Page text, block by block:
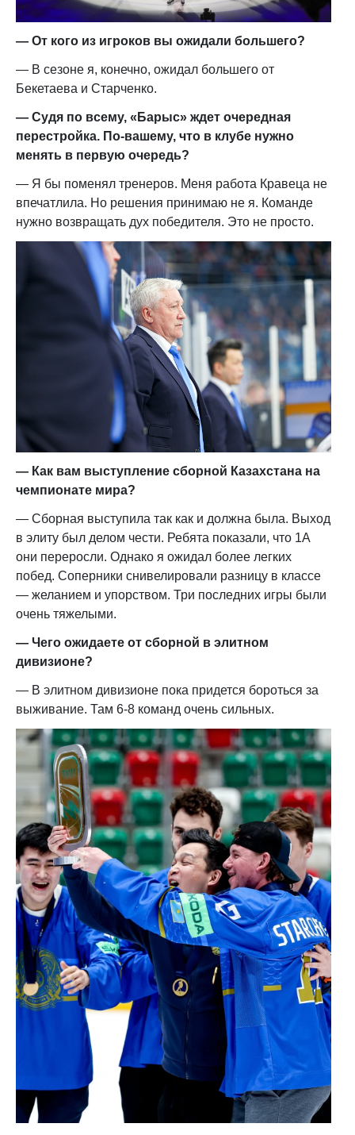
— От кого из игроков вы ожидали большего?
— В сезоне я, конечно, ожидал большего от
Бекетаева и Старченко.
— Судя по всему, «Барыс» ждет очередная
перестройка. По-вашему, что в клубе нужно
менять в первую очередь?
— Я бы поменял тренеров. Меня работа Кравеца не
впечатлила. Но решения принимаю не я. Команде
нужно возвращать дух победителя. Это не просто.
— Как вам выступление сборной Казахстана на
чемпионате мира?
— Сборная выступила так как и должна была. Выход
в элиту был делом чести. Ребята показали, что 1А
они переросли. Однако я ожидал более легких
побед. Соперники снивелировали разницу в классе
— желанием и упорством. Три последних игры были
очень тяжелыми.
— Чего ожидаете от сборной в элитном
дивизионе?
— В элитном дивизионе пока придется бороться за
выживание. Там 6-8 команд очень сильных.